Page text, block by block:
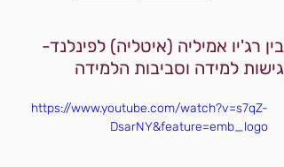
בין רג'יו אמיליה (איטליה) לפינלנד-
גישות למידה וסביבות הלמידה
https://www.youtube.com/watch?v=s7qZ-
DsarNY&feature=emb_logo